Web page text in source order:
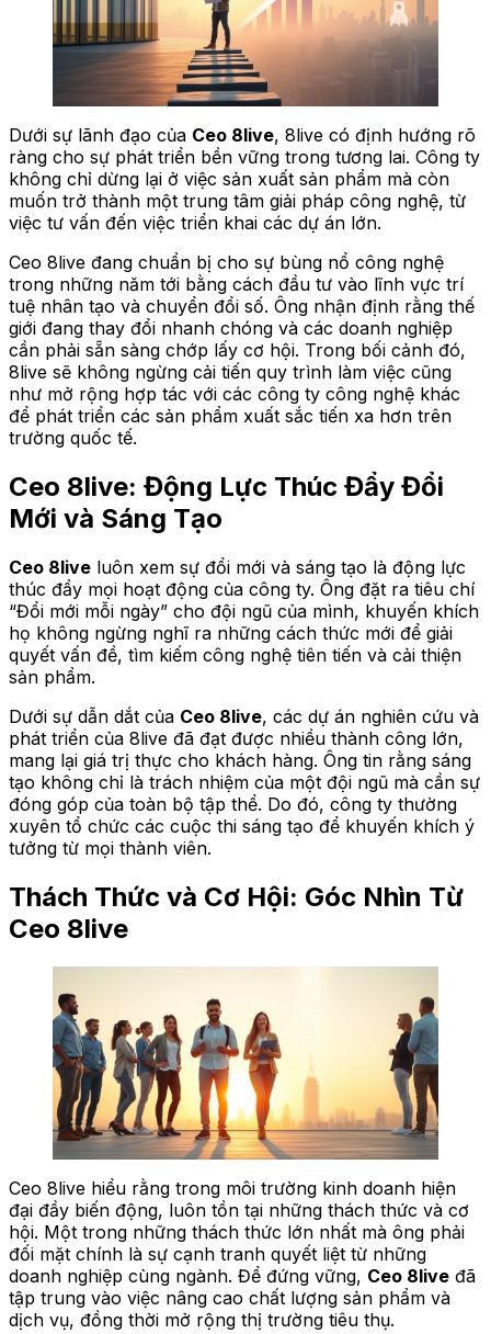
Dưới sự lãnh đạo của Ceo 8live, 8live có định hướng rõ
ràng cho sự phát triển bền vững trong tương lai. Công ty
không chỉ dừng lại ở việc sản xuất sản phẩm mà còn
muốn trở thành một trung tâm giải pháp công nghệ, từ
việc tư vấn đến việc triển khai các dự án lớn.
Ceo 8live đang chuẩn bị cho sự bùng nổ công nghệ
trong những năm tới bằng cách đầu tư vào lĩnh vực trí
tuệ nhân tạo và chuyển đổi số. Ông nhận định rằng thế
giới đang thay đổi nhanh chóng và các doanh nghiệp
cần phải sẵn sàng chớp lấy cơ hội. Trong bối cảnh đó,
8live sẽ không ngừng cải tiến quy trình làm việc cũng
như mở rộng hợp tác với các công ty công nghệ khác
để phát triển các sản phẩm xuất sắc tiến xa hơn trên
trường quốc tế.
Ceo 8live: Động Lực Thúc Đẩy Đổi
Mới và Sáng Tạo
Ceo 8live luôn xem sự đổi mới và sáng tạo là động lực
thúc đẩy mọi hoạt động của công ty. Ông đặt ra tiêu chí
“Đổi mới mỗi ngày” cho đội ngũ của mình, khuyến khích
họ không ngừng nghĩ ra những cách thức mới để giải
quyết vấn đề, tìm kiếm công nghệ tiên tiến và cải thiện
sản phẩm.
Dưới sự dẫn dắt của Ceo 8live, các dự án nghiên cứu và
phát triển của 8live đã đạt được nhiều thành công lớn,
mang lại giá trị thực cho khách hàng. Ông tin rằng sáng
tạo không chỉ là trách nhiệm của một đội ngũ mà cần sự
đóng góp của toàn bộ tập thể. Do đó, công ty thường
xuyên tổ chức các cuộc thi sáng tạo để khuyến khích ý
tưởng từ mọi thành viên.
Thách Thức và Cơ Hội: Góc Nhìn Từ
Ceo 8live
Ceo 8live hiểu rằng trong môi trường kinh doanh hiện
đại đầy biến động, luôn tồn tại những thách thức và cơ
hội. Một trong những thách thức lớn nhất mà ông phải
đối mặt chính là sự cạnh tranh quyết liệt từ những
doanh nghiệp cùng ngành. Để đứng vững, Ceo 8live đã
tập trung vào việc nâng cao chất lượng sản phẩm và
dịch vụ, đồng thời mở rộng thị trường tiêu thụ.